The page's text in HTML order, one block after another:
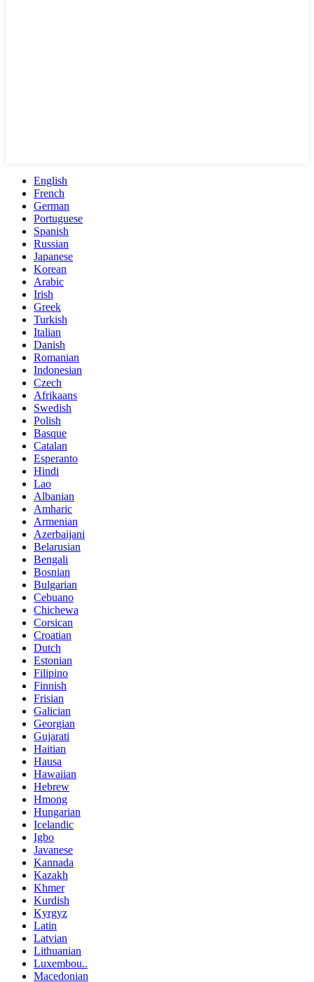
English
French
German
Portuguese
Spanish
Russian
Japanese
Korean
Arabic
Irish
Greek
Turkish
Italian
Danish
Romanian
Indonesian
Czech
Afrikaans
Swedish
Polish
Basque
Catalan
Esperanto
Hindi
Lao
Albanian
Amharic
Armenian
Azerbaijani
Belarusian
Bengali
Bosnian
Bulgarian
Cebuano
Chichewa
Corsican
Croatian
Dutch
Estonian
Filipino
Finnish
Frisian
Galician
Georgian
Gujarati
Haitian
Hausa
Hawaiian
Hebrew
Hmong
Hungarian
Icelandic
Igbo
Javanese
Kannada
Kazakh
Khmer
Kurdish
Kyrgyz
Latin
Latvian
Lithuanian
Luxembou..
Macedonian